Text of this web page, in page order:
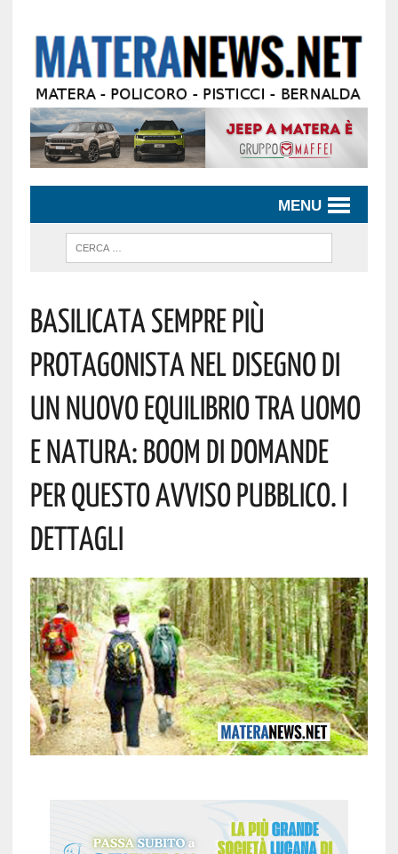
MENU
Basilicata Sempre Più
Protagonista Nel Disegno Di
Un Nuovo Equilibrio Tra Uomo
E Natura: Boom Di Domande
Per Questo Avviso Pubblico. I
Dettagli